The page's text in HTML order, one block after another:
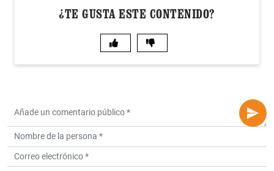
¿TE GUSTA ESTE CONTENIDO?